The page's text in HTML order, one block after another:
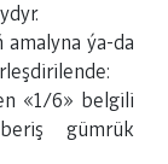
ýa-da
«1/6» belgili
gümrük